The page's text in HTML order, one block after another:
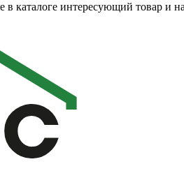
в каталоге интересующий товар и